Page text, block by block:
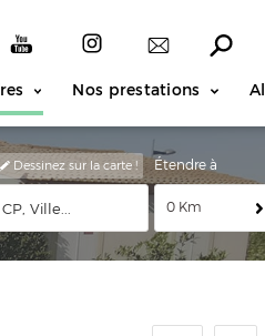
Nos prestations
Dessinez sur la carte ! Étendre à
0 Km